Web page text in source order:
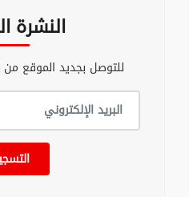
النشرة
للتوصل بجديد الموقع